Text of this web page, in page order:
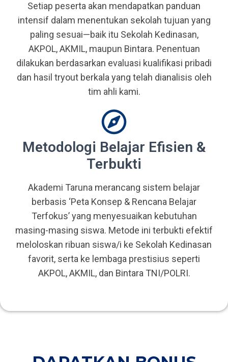
Setiap peserta akan mendapatkan panduan
intensif dalam menentukan sekolah tujuan yang
paling sesuai—baik itu Sekolah Kedinasan,
AKPOL, AKMIL, maupun Bintara. Penentuan
dilakukan berdasarkan evaluasi kualifikasi pribadi
dan hasil tryout berkala yang telah dianalisis oleh
tim ahli kami.
Metodologi Belajar Efisien &
Terbukti
Akademi Taruna merancang sistem belajar
berbasis ‘Peta Konsep & Rencana Belajar
Terfokus’ yang menyesuaikan kebutuhan
masing-masing siswa. Metode ini terbukti efektif
meloloskan ribuan siswa/i ke Sekolah Kedinasan
favorit, serta ke lembaga prestisius seperti
AKPOL, AKMIL, dan Bintara TNI/POLRI.